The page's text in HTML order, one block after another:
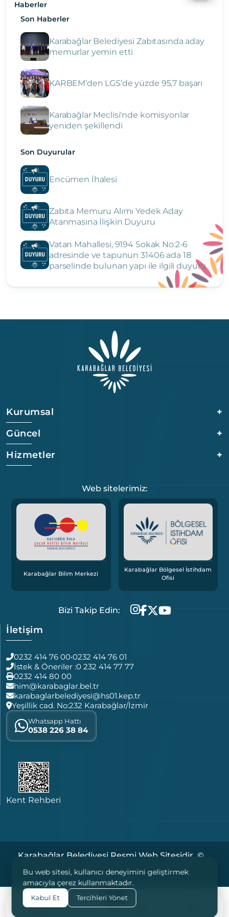
Haberler
Son Haberler
Karabağlar Belediyesi Zabıtasında aday
memurlar yemin etti
KARBEM’den LGS’de yüzde 95,7 başarı
Karabağlar Meclisi'nde komisyonlar
yeniden şekillendi
Son Duyurular
Encümen İhalesi
Zabıta Memuru Alımı Yedek Aday
Atanmasına İlişkin Duyuru
Vatan Mahallesi, 9194 Sokak No:2-6
adresinde ve tapunun 31406 ada 18
parselinde bulunan yapı ile ilgili duyuru
Kurumsal
+
Güncel
+
Hizmetler
+
Web sitelerimiz:
Karabağlar Bilim Merkezi
Karabağlar Bölgesel İstihdam
Ofisi
Bizi Takip Edin:
İletişim
0232 414 76 00•0232 414 76 01
İstek & Öneriler :0 232 414 77 77
0232 414 80 00
him@karabaglar.bel.tr
karabaglarbelediyesi@hs01.kep.tr
Yeşillik cad. No:232 Karabağlar/İzmir
Whatsapp Hattı
0538 226 38 84
Kent Rehberi
Karabağlar Belediyesi Resmi Web Sitesidir. ©
Yasal Notlar
Bu web sitesi, kullanıcı deneyimini geliştirmek
amacıyla çerez kullanmaktadır.
Kabul Et Tercihleri Yönet